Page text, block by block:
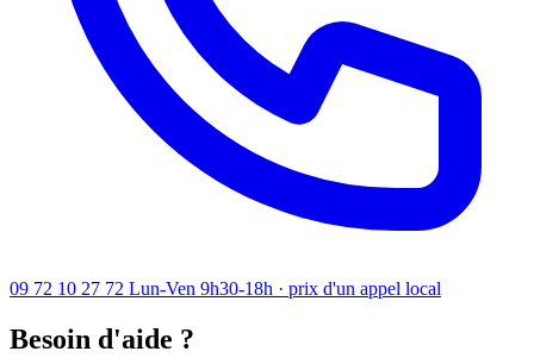
09 72 10 27 72 Lun-Ven 9h30-18h · prix d'un appel local
Besoin d'aide ?